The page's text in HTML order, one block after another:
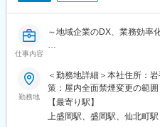
■キャリアチャレンジ：
計画的・体系的な研修シス
ては階層別研修、行内資格
ーリングの機会を与える制
も実施しています。
■当行が求める人物像：
仕事内容
～地域企業のDX、業務効率
◇地域貢献部に所属いただ
のデジタル化や業務効率化
◇コンサルタントとしての
事業者様に対し、経営課題
に携わっていただきます。
勤務地
＜勤務地詳細＞本社住所：
策：屋内全面禁煙変更の範
ーク含む）
【最寄り駅】
上盛岡駅、盛岡駅、仙北町駅